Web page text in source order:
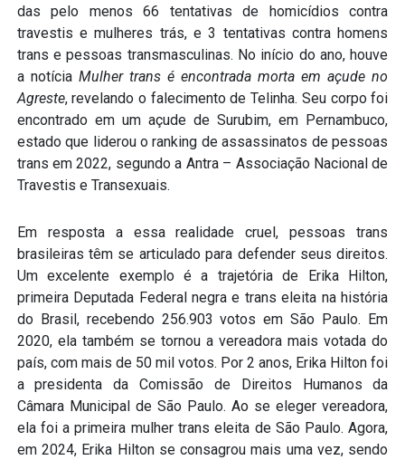
das pelo menos 66 tentativas de homicídios contra
travestis e mulheres trás, e 3 tentativas contra homens
trans e pessoas transmasculinas. No início do ano, houve
a notícia Mulher trans é encontrada morta em açude no
Agreste, revelando o falecimento de Telinha. Seu corpo foi
encontrado em um açude de Surubim, em Pernambuco,
estado que liderou o ranking de assassinatos de pessoas
trans em 2022, segundo a Antra – Associação Nacional de
Travestis e Transexuais.
Em resposta a essa realidade cruel, pessoas trans
brasileiras têm se articulado para defender seus direitos.
Um excelente exemplo é a trajetória de Erika Hilton,
primeira Deputada Federal negra e trans eleita na história
do Brasil, recebendo 256.903 votos em São Paulo. Em
2020, ela também se tornou a vereadora mais votada do
país, com mais de 50 mil votos. Por 2 anos, Erika Hilton foi
a presidenta da Comissão de Direitos Humanos da
Câmara Municipal de São Paulo. Ao se eleger vereadora,
ela foi a primeira mulher trans eleita de São Paulo. Agora,
em 2024, Erika Hilton se consagrou mais uma vez, sendo